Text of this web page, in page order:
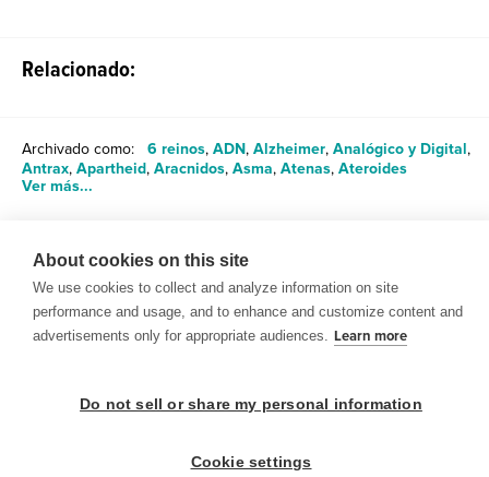
Relacionado:
Archivado como: 6 reinos, ADN, Alzheimer, Analógico y Digital,
Antrax, Apartheid, Aracnidos, Asma, Atenas, Ateroides
Ver más...
Compartir
© 1999-2026 BrainPOP. Todos los derechos reservados.
About cookies on this site
We use cookies to collect and analyze information on site
performance and usage, and to enhance and customize content and
advertisements only for appropriate audiences. Learn more
Do not sell or share my personal information
Cookie settings